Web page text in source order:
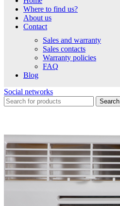
Where to find us?
About us
Contact
Sales and warranty
Sales contacts
Warranty policies
FAQ
Blog
Social networks
Search